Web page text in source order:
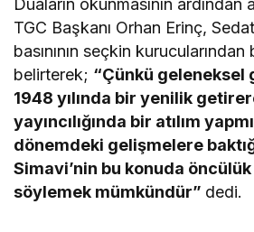
Duaların okunmasının ardından
TGC Başkanı Orhan Erinç,
basınının seçkin
belirterek; “Çünkü geleneksel
1948 yılında bir yenilik
yayıncılığında bir atılım
dönemdeki gelişmelere
Simavi’nin bu konuda öncülük
söylemek mümkündür” dedi.